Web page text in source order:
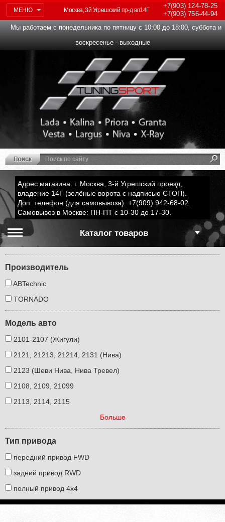
МЕНЮ
+7(903)124-78-25
+7(903)756-44-94
Москва, 3й Угрешский пр-д вл14Г
Мы работаем с понедельника по пятницу с 10:00 до 18:00, суббота и
воскресенье - выходные
Адрес магазина: г. Москва, 3-й Угрешский проезд,
владение 14Г (зелёные ворота с надписью СТОП).
Доп. телефон (для самовывоза): +7(909) 942-68-02.
Самовывоз в Москве: ПН-ПТ с 10-30 до 17-30.
Каталог товаров
Производитель
ABTechnic
TORNADO
Модель авто
2101-2107 (Жигули)
2121, 21213, 21214, 2131 (Нива)
2123 (Шеви Нива, Нива Тревел)
2108, 2109, 21099
2113, 2114, 2115
Больше
Тип привода
передний привод FWD
задний привод RWD
полный привод 4х4